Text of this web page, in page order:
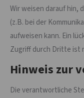
Wir weisen darauf hin,
(z.B. bei der
aufweisen kann. Ein
Zugriff durch Dritte ist
Hinweis zur
Die verantwortliche